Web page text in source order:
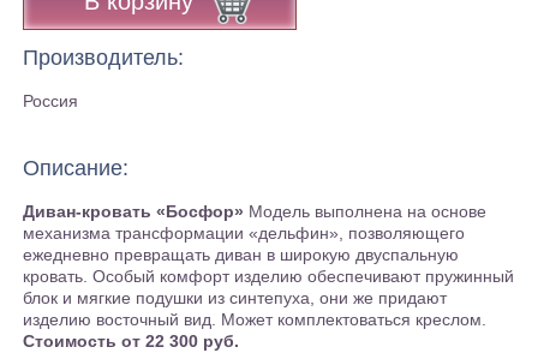
Производитель:
Россия
Описание:
Диван-кровать «Босфор» Модель выполнена на основе
механизма трансформации «дельфин», позволяющего
ежедневно превращать диван в широкую двуспальную
кровать. Особый комфорт изделию обеспечивают пружинный
блок и мягкие подушки из синтепуха, они же придают
изделию восточный вид. Может комплектоваться креслом.
Стоимость от 22 300 руб.